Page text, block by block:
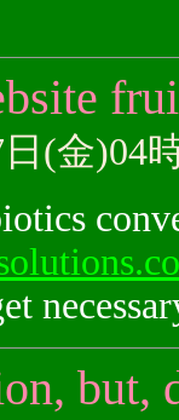
日(金)04
but,